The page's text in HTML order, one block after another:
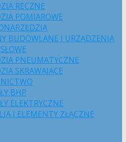
RĘCZNE
POMIAROWE
BUDOWLANE I URZĄDZENIA
PNEUMATYCZNE
SKRAWAJĄCE
BHP
ELEKTRYCZNE
I ELEMENTY ZŁĄCZNE